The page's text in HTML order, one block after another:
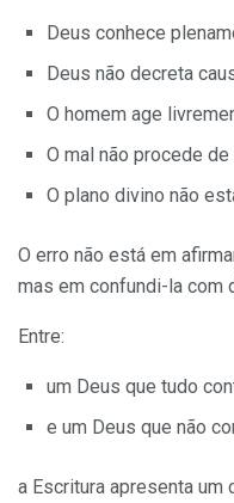
Deus conhece
Deus não decreta
O homem age
O mal não procede de
O plano divino não
O erro não está em
mas em confundi-la com
Entre:
um Deus que tudo
e um Deus que não
a Escritura apresenta um